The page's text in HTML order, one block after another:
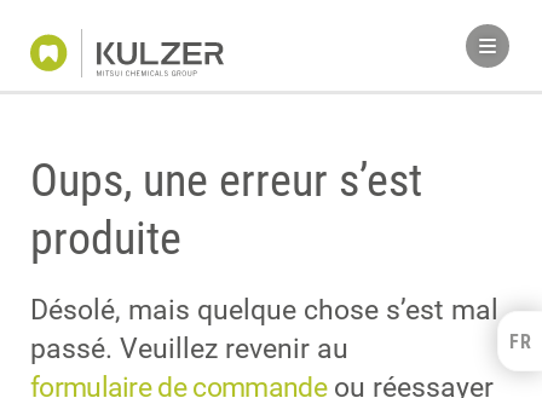
Oups, une erreur s’est
produite
Désolé, mais quelque chose s’est mal
passé. Veuillez revenir au
formulaire de commandeou réessayer
FR
FRANÇAIS